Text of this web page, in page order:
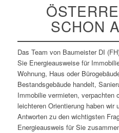
SCHON
Das Team von Baumeister DI
Sie Energieausweise für
Wohnung, Haus oder
Bestandsgebäude handelt,
Immobilie vermieten, verpachten
leichteren Orientierung haben wir
Antworten zu den wichtigsten
Energieausweis für Sie